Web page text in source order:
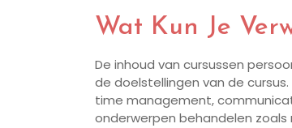
Wat Kun Je
De inhoud van cursussen
de doelstellingen van de
time management,
onderwerpen behandelen